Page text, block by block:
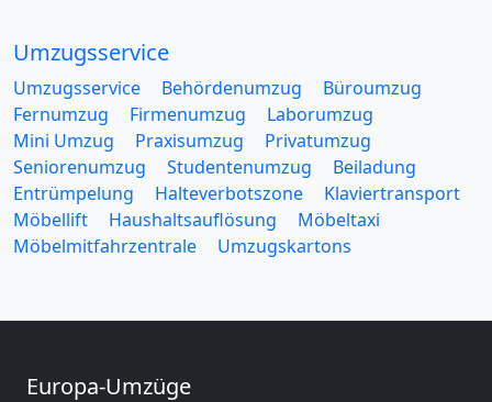
Umzugsservice
Umzugsservice Behördenumzug
Büroumzug
Fernumzug
Firmenumzug
Laborumzug
Mini Umzug
Praxisumzug
Privatumzug
Seniorenumzug
Studentenumzug
Beiladung
Entrümpelung
Halteverbotszone
Klaviertransport
Möbellift
Haushaltsauflösung
Möbeltaxi
Möbelmitfahrzentrale
Umzugskartons
Europa-Umzüge